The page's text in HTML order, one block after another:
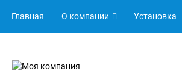
Главная О компании Установка